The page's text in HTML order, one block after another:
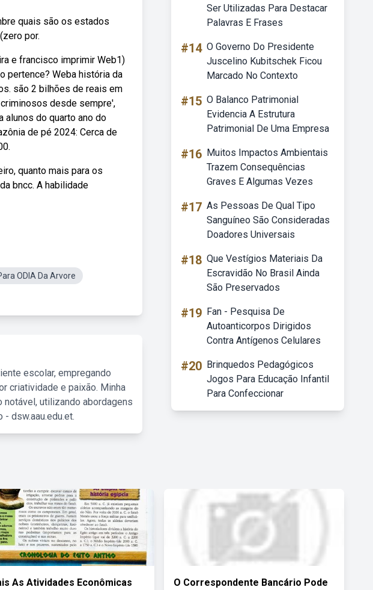
quais são os estados
por.
e francisco imprimir Web1)
pertence? Weba história da
são 2 bilhões de reais em
desde sempre',
do quarto ano do
de pé 2024: Cerca de
quanto mais para os
bncc. A habilidade
ODIA Da Arvore
escolar, empregando
criatividade e paixão. Minha
notável, utilizando abordagens
dsw.aau.edu.et.
Ser Utilizadas Para Destacar
Palavras E Frases
#14 O Governo Do Presidente
Juscelino Kubitschek Ficou
Marcado No Contexto
#15 O Balanco Patrimonial
Evidencia A Estrutura
Patrimonial De Uma Empresa
#16 Muitos Impactos Ambientais
Trazem Consequências
Graves E Algumas Vezes
#17 As Pessoas De Qual Tipo
Sanguíneo São Consideradas
Doadores Universais
#18 Que Vestígios Materiais Da
Escravidão No Brasil Ainda
São Preservados
#19 Fan - Pesquisa De
Autoanticorpos Dirigidos
Contra Antígenos Celulares
#20 Brinquedos Pedagógicos
Jogos Para Educação Infantil
Para Confeccionar
As Atividades Econômicas O Correspondente Bancário Pode